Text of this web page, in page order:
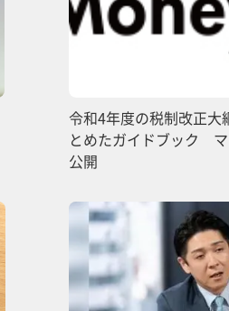
令和4年度の税制改正大
とめたガイドブック
公開